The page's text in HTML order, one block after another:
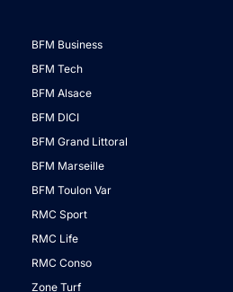
BFM Business
BFM Tech
BFM Alsace
BFM DICI
BFM Grand Littoral
BFM Marseille
BFM Toulon Var
RMC Sport
RMC Life
RMC Conso
Zone Turf